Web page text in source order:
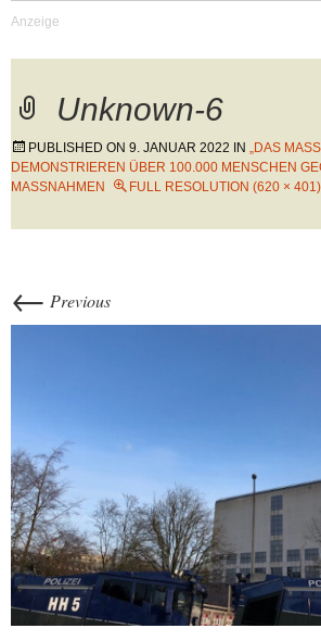
Unknown-6
PUBLISHED ON 9. JANUAR 2022 IN „DAS
EMONSTRIEREN ÜBER 100.000 MENSCHEN
ASSNAHMEN
FULL RESOLUTION (620 × 401)
← Previous